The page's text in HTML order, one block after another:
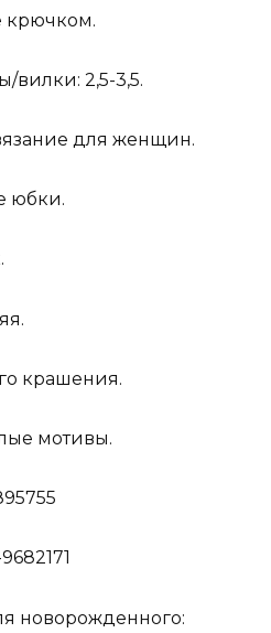
крючком.
вилки: 2,5-3,5.
для женщин.
юбки.
крашения.
мотивы.
новорожденного: